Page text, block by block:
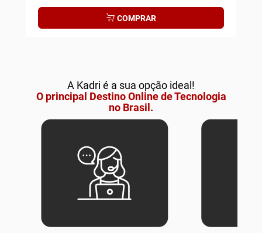
COMPRAR
A Kadri é a sua opção ideal!
O principal Destino Online de Tecnologia
no Brasil.